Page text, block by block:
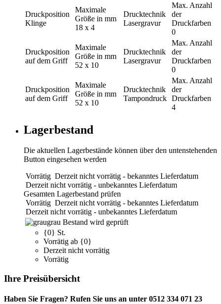
Druckposition
Klinge
Maximale
Größe in mm
18 x 4
Drucktechnik
Lasergravur
Max. Anzahl
der
Druckfarben
0
Druckposition
auf dem Griff
Maximale
Größe in mm
52 x 10
Drucktechnik
Lasergravur
Max. Anzahl
der
Druckfarben
0
Druckposition
auf dem Griff
Maximale
Größe in mm
52 x 10
Drucktechnik
Tampondruck
Max. Anzahl
der
Druckfarben
4
Lagerbestand
Die aktuellen Lagerbestände können über den untenstehenden
Button eingesehen werden
Vorrätig Derzeit nicht vorrätig - bekanntes Lieferdatum
Derzeit nicht vorrätig - unbekanntes Lieferdatum
Gesamten Lagerbestand prüfen
Vorrätig Derzeit nicht vorrätig - bekanntes Lieferdatum
Derzeit nicht vorrätig - unbekanntes Lieferdatum
grau Bestand wird geprüft
{0} St.
Vorrätig ab {0}
Derzeit nicht vorrätig
Vorrätig
Ihre Preisübersicht
Haben Sie Fragen? Rufen Sie uns an unter 0512 334 071 23